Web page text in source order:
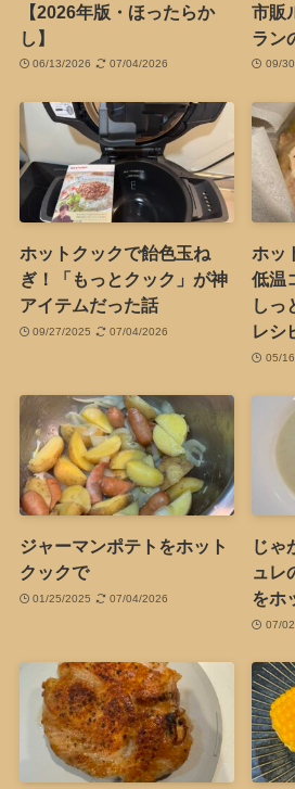
【2026年版・ほったらか
し】
06/13/2026 07/04/2026
市販
ラン
09/
ホットクックで飴色玉ね
ぎ！「もっとクック」が神
アイテムだった話
09/27/2025 07/04/2026
ホッ
低温
しっ
レシ
05/
ジャーマンポテトをホット
クックで
01/25/2025 07/04/2026
じゃ
ュレ
をホ
07/